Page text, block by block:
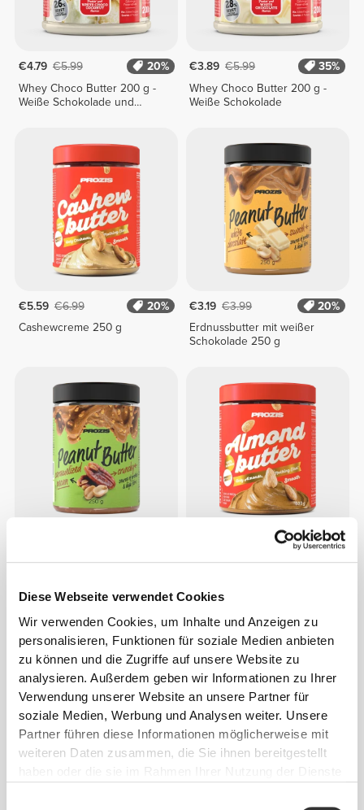
Diese Webseite verwendet Cookies
Wir verwenden Cookies, um Inhalte und Anzeigen zu
personalisieren, Funktionen für soziale Medien anbieten
zu können und die Zugriffe auf unsere Website zu
analysieren. Außerdem geben wir Informationen zu Ihrer
Verwendung unserer Website an unsere Partner für
soziale Medien, Werbung und Analysen weiter. Unsere
Partner führen diese Informationen möglicherweise mit
weiteren Daten zusammen, die Sie ihnen bereitgestellt
€4.79 €5.99
20%
Whey Choco Butter 200 g -
Weiße Schokolade und
€3.89 €5.99
35%
Whey Choco Butter 200 g -
Weiße Schokolade
€5.59 €6.99
20%
Cashewcreme 250 g
€3.19 €3.99
20%
Erdnussbutter mit weißer
Schokolade 250 g
Erdnussbutter mit
250 g
25%
Mandelcreme 500 g
€5.59 €7.99
30%
€5.99 €9.99
40%